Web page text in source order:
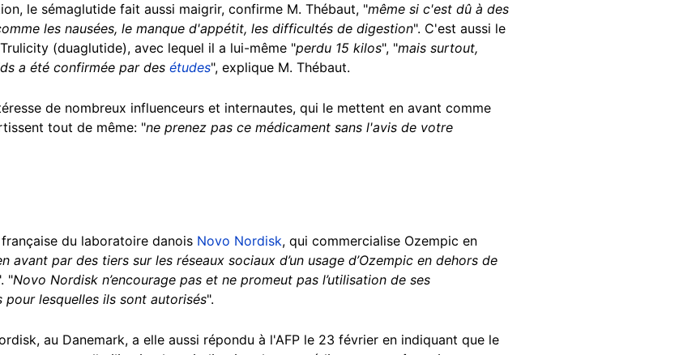
le sémaglutide fait aussi maigrir, confirme M. Thébaut, "même si c'est dû à des
les nausées, le manque d'appétit, les difficultés de digestion". C'est aussi le
(duaglutide), avec lequel il a lui-même "perdu 15 kilos", "mais surtout,
a été confirmée par des études", explique M. Thébaut.
de nombreux influenceurs et internautes, qui le mettent en avant comme
tout de même: "ne prenez pas ce médicament sans l'avis de votre
du laboratoire danois Novo Nordisk, qui commercialise Ozempic en
avant par des tiers sur les réseaux sociaux d’un usage d’Ozempic en dehors de
"Novo Nordisk n’encourage pas et ne promeut pas l’utilisation de ses
lesquelles ils sont autorisés".
au Danemark, a elle aussi répondu à l'AFP le 23 février en indiquant que le